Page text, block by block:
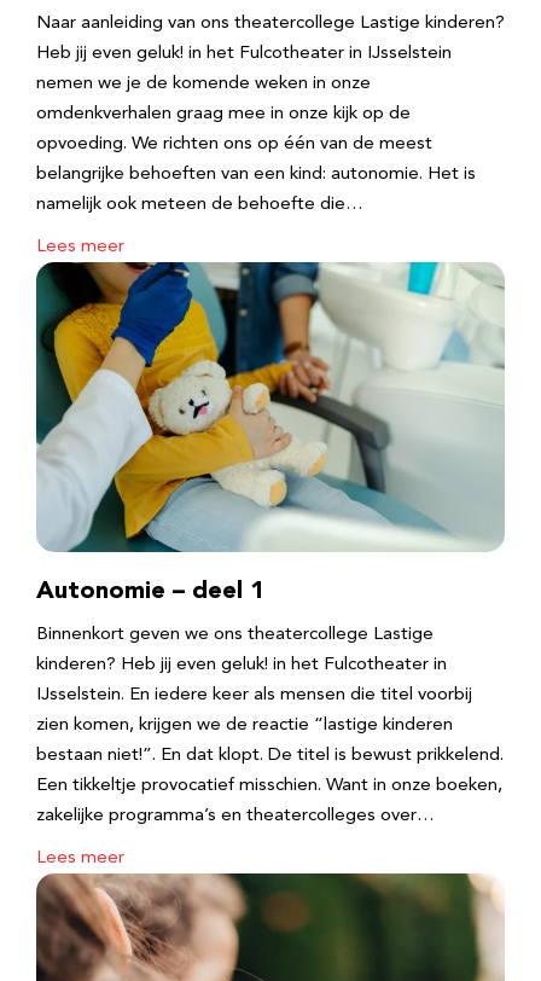
Naar aanleiding van ons theatercollege Lastige kinderen?
Heb jij even geluk! in het Fulcotheater in IJsselstein
nemen we je de komende weken in onze
omdenkverhalen graag mee in onze kijk op de
opvoeding. We richten ons op één van de meest
belangrijke behoeften van een kind: autonomie. Het is
namelijk ook meteen de behoefte die…
Lees meer
Autonomie – deel 1
Binnenkort geven we ons theatercollege Lastige
kinderen? Heb jij even geluk! in het Fulcotheater in
IJsselstein. En iedere keer als mensen die titel voorbij
zien komen, krijgen we de reactie “lastige kinderen
bestaan niet!”. En dat klopt. De titel is bewust prikkelend.
Een tikkeltje provocatief misschien. Want in onze boeken,
zakelijke programma’s en theatercolleges over…
Lees meer